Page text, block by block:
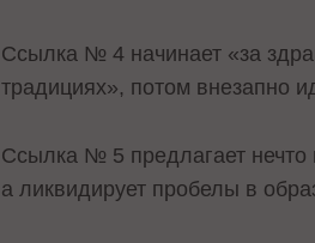
Ссылка № 4 начинает «за
традициях», потом внезапно
Ссылка № 5 предлагает нечто
а ликвидирует пробелы в